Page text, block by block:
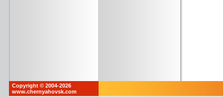
Copyright © 2004-2026
www.chernyahovsk.com